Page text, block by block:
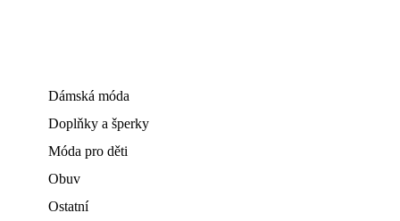
Dámská móda
Doplňky a šperky
Móda pro děti
Obuv
Ostatní